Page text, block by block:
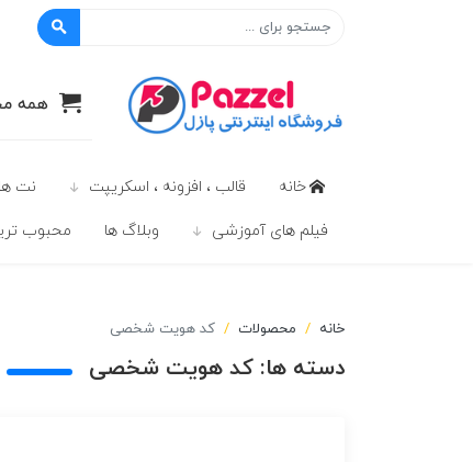
همه
خانه قالب ، افزونه ، اسکریپت نت
فیلم های آموزشی وبلاگ ها محبوب
خانه محصولات کد هویت شخصی
دسته ها: کد هویت شخصی